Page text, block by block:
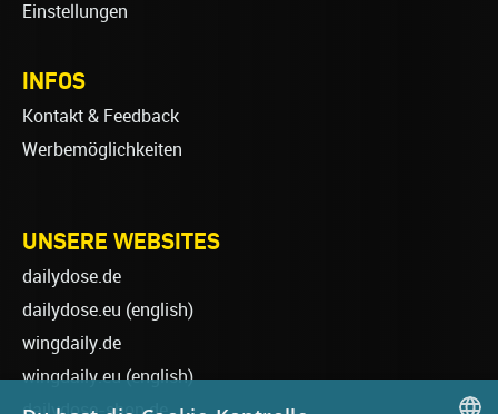
Einstellungen
INFOS
Kontakt & Feedback
Werbemöglichkeiten
UNSERE WEBSITES
dailydose.de
dailydose.eu (english)
wingdaily.de
wingdaily.eu(english)